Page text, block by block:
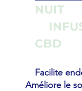
NUIT
CBD
Facilite
Améliore le